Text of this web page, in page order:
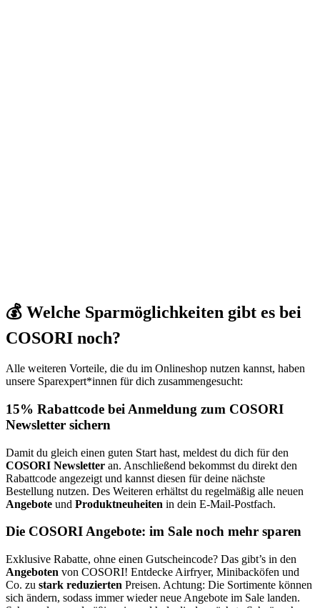
💰 Welche Sparmöglichkeiten gibt es bei
COSORI noch?
Alle weiteren Vorteile, die du im Onlineshop nutzen kannst, haben
unsere Sparexpert*innen für dich zusammengesucht:
15% Rabattcode bei Anmeldung zum COSORI
Newsletter sichern
Damit du gleich einen guten Start hast, meldest du dich für den
COSORI Newsletter an. Anschließend bekommst du direkt den
Rabattcode angezeigt und kannst diesen für deine nächste
Bestellung nutzen. Des Weiteren erhältst du regelmäßig alle neuen
Angebote und Produktneuheiten in dein E-Mail-Postfach.
Die COSORI Angebote: im Sale noch mehr sparen
Exklusive Rabatte, ohne einen Gutscheincode? Das gibt’s in den
Angeboten von COSORI! Entdecke Airfryer, Minibacköfen und
Co. zu stark reduzierten Preisen. Achtung: Die Sortimente können
sich ändern, sodass immer wieder neue Angebote im Sale landen.